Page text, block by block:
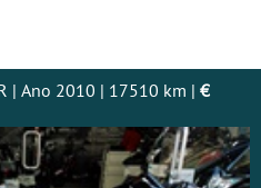
| Ano 2010 | 17510 km | €